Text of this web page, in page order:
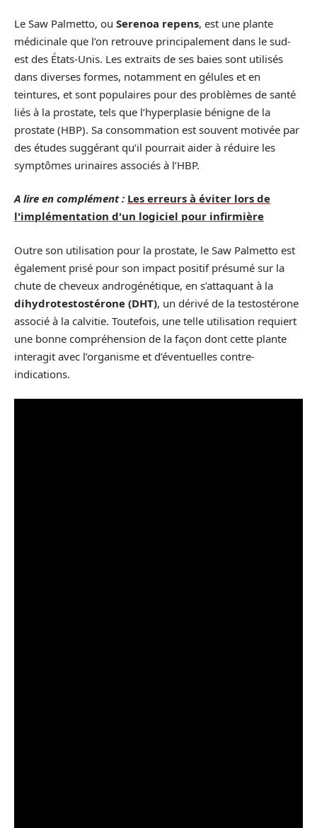
Le Saw Palmetto, ou Serenoa repens, est une plante
médicinale que l’on retrouve principalement dans le sud-
est des États-Unis. Les extraits de ses baies sont utilisés
dans diverses formes, notamment en gélules et en
teintures, et sont populaires pour des problèmes de santé
liés à la prostate, tels que l’hyperplasie bénigne de la
prostate (HBP). Sa consommation est souvent motivée par
des études suggérant qu’il pourrait aider à réduire les
symptômes urinaires associés à l’HBP.
A lire en complément : Les erreurs à éviter lors de
l'implémentation d'un logiciel pour infirmière
Outre son utilisation pour la prostate, le Saw Palmetto est
également prisé pour son impact positif présumé sur la
chute de cheveux androgénétique, en s’attaquant à la
dihydrotestostérone (DHT), un dérivé de la testostérone
associé à la calvitie. Toutefois, une telle utilisation requiert
une bonne compréhension de la façon dont cette plante
interagit avec l’organisme et d’éventuelles contre-
indications.